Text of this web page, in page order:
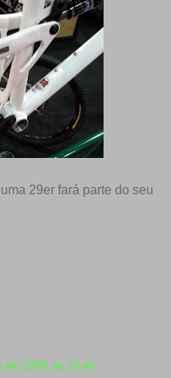
29er fará parte do seu
de 2009 às 10:43